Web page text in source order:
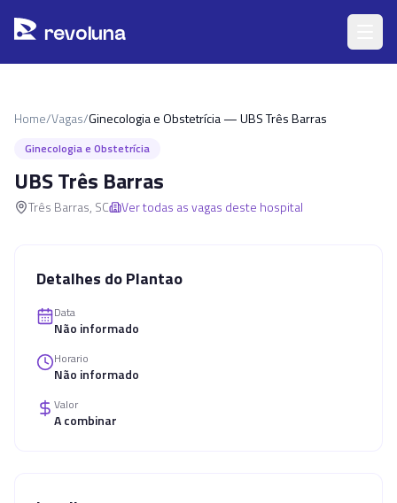
revoluna
Home/Vagas/Ginecologia e Obstetrícia — UBS Três Barras
Ginecologia e Obstetrícia
UBS Três Barras
Três Barras, SC Ver todas as vagas deste hospital
Detalhes do Plantao
Data
Não informado
Horario
Não informado
Valor
A combinar